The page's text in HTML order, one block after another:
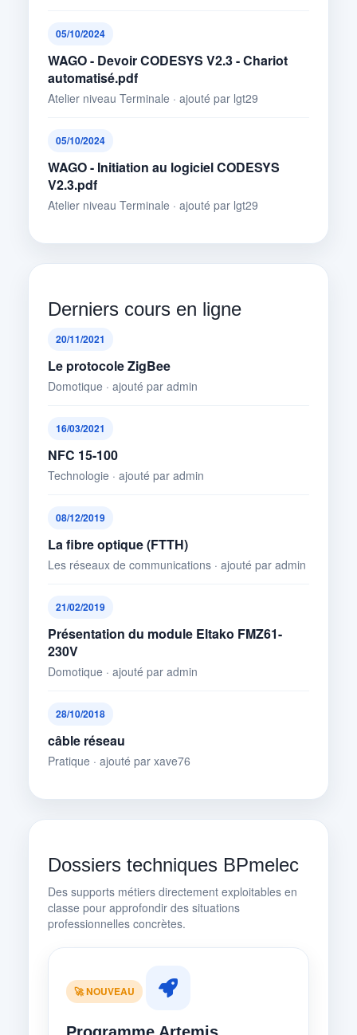
05/10/2024
WAGO - Devoir CODESYS V2.3 - Chariot
automatisé.pdf
Atelier niveau Terminale · ajouté par lgt29
05/10/2024
WAGO - Initiation au logiciel CODESYS
V2.3.pdf
Atelier niveau Terminale · ajouté par lgt29
Derniers cours en ligne
20/11/2021
Le protocole ZigBee
Domotique · ajouté par admin
16/03/2021
NFC 15-100
Technologie · ajouté par admin
08/12/2019
La fibre optique (FTTH)
Les réseaux de communications · ajouté par admin
21/02/2019
Présentation du module Eltako FMZ61-
230V
Domotique · ajouté par admin
28/10/2018
câble réseau
Pratique · ajouté par xave76
Dossiers techniques BPmelec
Des supports métiers directement exploitables en
classe pour approfondir des situations
professionnelles concrètes.
🚀 NOUVEAU